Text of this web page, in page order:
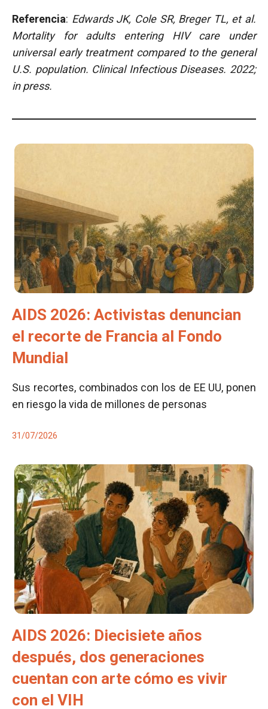
Referencia: Edwards JK, Cole SR, Breger TL, et al.
Mortality for adults entering HIV care under
universal early treatment compared to the general
U.S. population. Clinical Infectious Diseases. 2022;
in press.
AIDS 2026: Activistas denuncian
el recorte de Francia al Fondo
Mundial
Sus recortes, combinados con los de EE UU, ponen
en riesgo la vida de millones de personas
31/07/2026
AIDS 2026: Diecisiete años
después, dos generaciones
cuentan con arte cómo es vivir
con el VIH